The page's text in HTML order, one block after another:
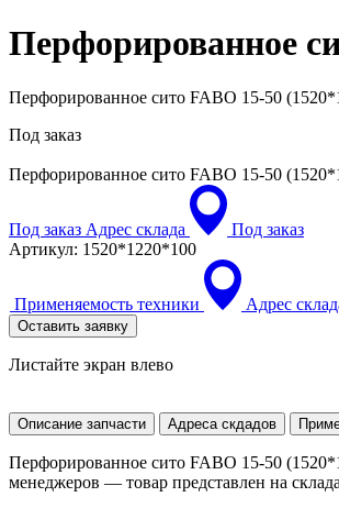
Перфорированное
Перфорированное сито FABO 15-50
Под заказ
Перфорированное сито FABO 15-50
Под заказ Адрес склада
Под заказ
Артикул: 1520*1220*100
Применяемость техники Адрес
Оставить заявку
Листайте экран влево
Описание запчасти Адреса скдадов
Перфорированное сито FABO 15-50
менеджеров — товар представлен на